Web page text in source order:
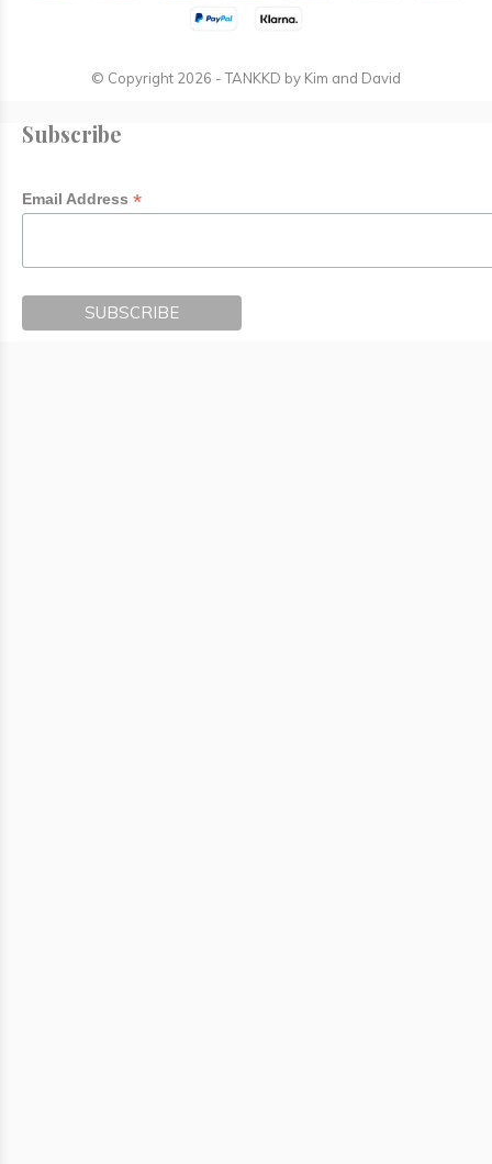
© Copyright 2026 - TANKKD by Kim and David
Subscribe
Email Address *